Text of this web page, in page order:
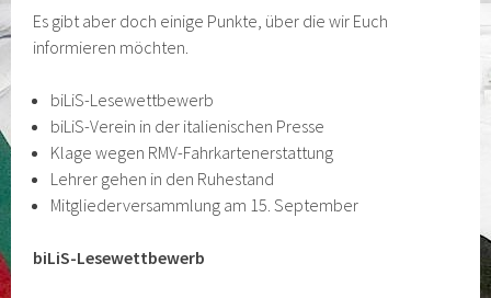
Es gibt aber doch einige Punkte, über die wir Euch
informieren möchten.
biLiS-Lesewettbewerb
biLiS-Verein in der italienischen Presse
Klage wegen RMV-Fahrkartenerstattung
Lehrer gehen in den Ruhestand
Mitgliederversammlung am 15. September
biLiS-Lesewettbewerb